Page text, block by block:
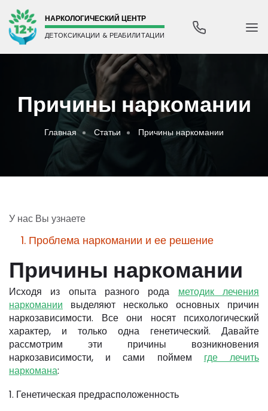
НАРКОЛОГИЧЕСКИЙ ЦЕНТР
ДЕТОКСИКАЦИИ & РЕАБИЛИТАЦИИ
Причины наркомании
Главная Статьи Причины наркомании
У нас Вы узнаете
1. Проблема наркомании и ее решение
Причины наркомании
Исходя из опыта разного рода методик лечения
наркомании выделяют несколько основных причин
наркозависимости. Все они носят психологический
характер, и только одна генетический. Давайте
рассмотрим эти причины возникновения
наркозависимости, и сами поймем где лечить
наркомана:
1. Генетическая предрасположенность